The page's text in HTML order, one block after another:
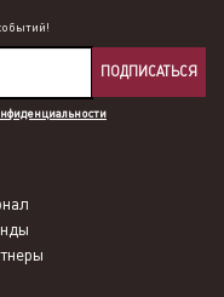
ПОДПИСАТЬСЯ